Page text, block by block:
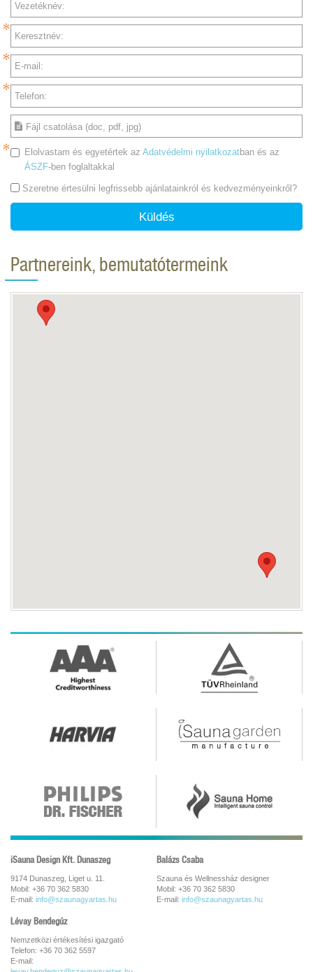
Vezetéknév:
Keresztnév:
E-mail:
Telefon:
Fájl csatolása (doc, pdf, jpg)
Elolvastam és egyetértek az Adatvédelmi nyilatkozatban és az
ÁSZF-ben foglaltakkal
Szeretne értesülni legfrissebb ajánlatainkról és kedvezményeinkről?
Küldés
Partnereink, bemutatótermeink
iSauna Design Kft. Dunaszeg
9174 Dunaszeg, Liget u. 11.
Mobil: +36 70 362 5830
E-mail: info@szaunagyartas.hu
Balázs Csaba
Szauna és Wellnessház designer
Mobil: +36 70 362 5830
E-mail: info@szaunagyartas.hu
Lévay Bendegúz
Nemzetközi értékesítési igazgató
Telefon: +36 70 362 5597
E-mail: